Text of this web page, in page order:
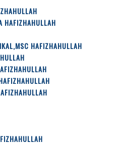
HAFIZHAHULLAH
HAFIZHAHULLAH